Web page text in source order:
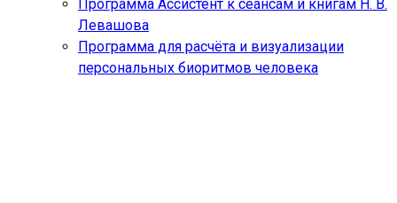
Программа Ассистент к сеансам и книгам Н. В.
Левашова
Программа для расчёта и визуализации
персональных биоритмов человека